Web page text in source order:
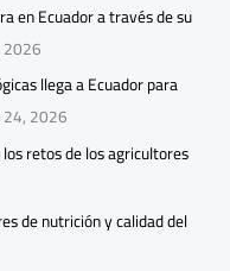
en Ecuador a través de su
llega a Ecuador para
2026
retos de los agricultores
de nutrición y calidad del